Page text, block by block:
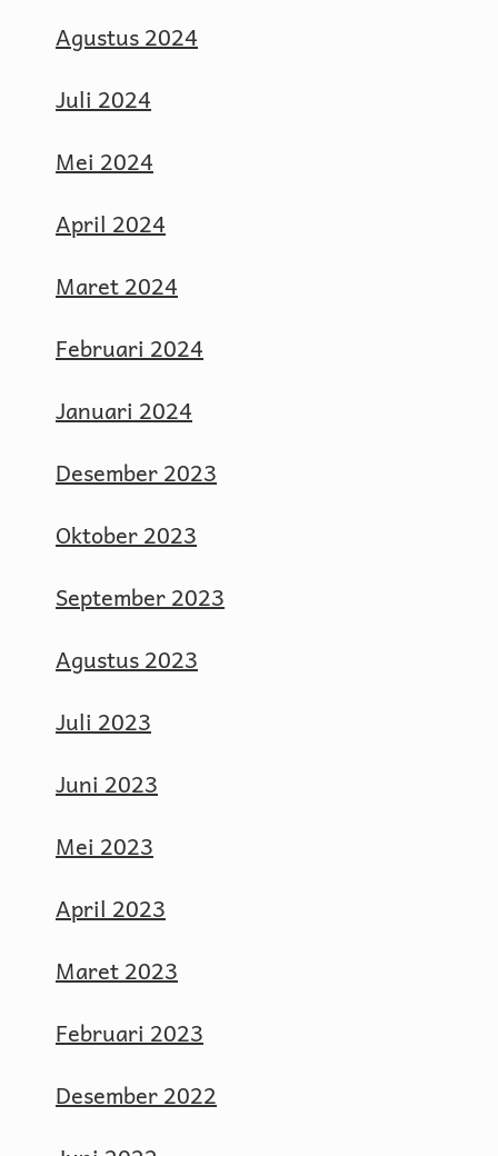
Agustus 2024
Juli 2024
Mei 2024
April 2024
Maret 2024
Februari 2024
Januari 2024
Desember 2023
Oktober 2023
September 2023
Agustus 2023
Juli 2023
Juni 2023
Mei 2023
April 2023
Maret 2023
Februari 2023
Desember 2022